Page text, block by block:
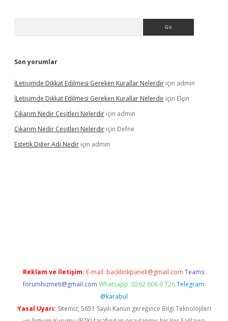
Son yorumlar
İLetişimde Dikkat Edilmesi Gereken Kurallar Nelerdir için admin
İLetişimde Dikkat Edilmesi Gereken Kurallar Nelerdir için Elçin
Çıkarım Nedir Çeşitleri Nelerdir için admin
Çıkarım Nedir Çeşitleri Nelerdir için Defne
Estetik Diğer Adı Nedir için admin
Reklam ve İletişim: E-mail: backlinkpaneli@gmail.com Teams:
forumhizmeti@gmail.com Whatsapp: 0262 606 0 726 Telegram:
@karabul
Yasal Uyarı: Sitemiz, 5651 Sayılı Kanun gereğince Bilgi Teknolojileri